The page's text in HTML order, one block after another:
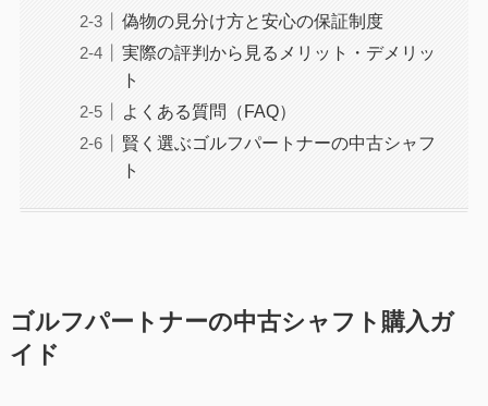
偽物の見分け方と安心の保証制度
実際の評判から見るメリット・デメリッ
ト
よくある質問（FAQ）
賢く選ぶゴルフパートナーの中古シャフ
ト
ゴルフパートナーの中古シャフト購入ガ
イド